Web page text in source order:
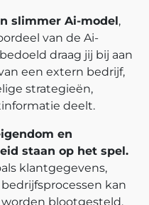
slimmer Ai-model,
van de Ai-
draag jij bij aan
een extern bedrijf,
strategieën,
deelt.
en
staan op het spel.
klantgegevens,
kan
blootgesteld.